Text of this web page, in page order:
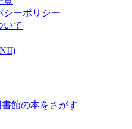
シーポリシー
いて
館の本をさがす